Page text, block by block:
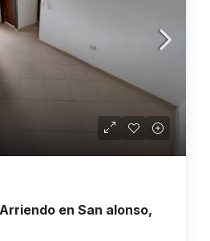
en San alonso,